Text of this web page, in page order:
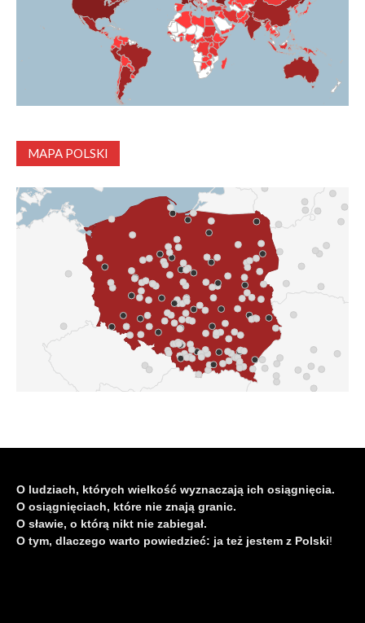
MAPA POLSKI
O ludziach, których wielkość wyznaczają ich osiągnięcia.
O osiągnięciach, które nie znają granic.
O sławie, o którą nikt nie zabiegał.
O tym, dlaczego warto powiedzieć: ja też jestem z Polski!